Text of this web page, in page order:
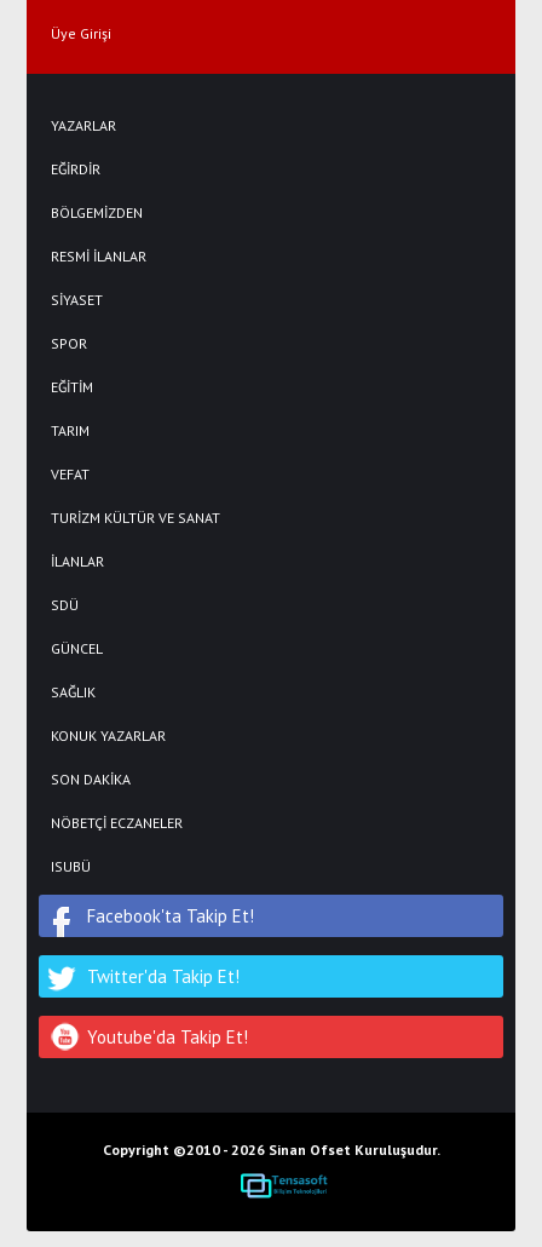
Üye Girişi
YAZARLAR
EĞİRDİR
BÖLGEMİZDEN
RESMİ İLANLAR
SİYASET
SPOR
EĞİTİM
TARIM
VEFAT
TURİZM KÜLTÜR VE SANAT
İLANLAR
SDÜ
GÜNCEL
SAĞLIK
KONUK YAZARLAR
SON DAKİKA
NÖBETÇİ ECZANELER
ISUBÜ
Facebook'ta Takip Et!
Twitter'da Takip Et!
Youtube'da Takip Et!
Copyright ©2010 - 2026 Sinan Ofset Kuruluşudur.